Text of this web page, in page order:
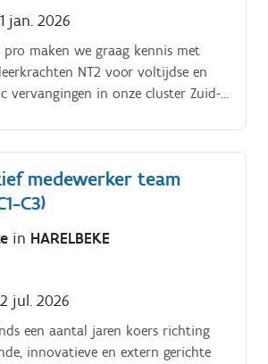
jan. 2026
pro maken we graag kennis met
NT2 voor voltijdse en
vervangingen in onze cluster Zuid-
Spiere-Helkijn en Waregem
voor NT2 en wil je graag lesgeven
volwassenen in dag- en
Aarzel dan niet om ons jouw
medewerker team
C3)
in HARELBEKE
jul. 2026
een aantal jaren koers richting
innovatieve en extern gerichte